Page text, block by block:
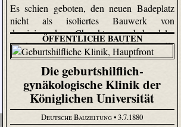
Es schien geboten, den neuen Badeplatz
nicht als isoliertes Bauwerk von
dominierendem Charakter zu behandeln,
sondern denselben in Anschluss an die
Gartenanlagen und Gebüsch­partien der
Umgegend dem Anschein nach in
untergeordneter Bedeutung zu lassen und
denselben auf einer künstlich hergestellten
Insel dem Anblick vom Land aus zu
entziehen.
ÖFFENTLICHE BAUTEN
Die geburtshilflich-
gynäkologische Klinik der
Königlichen Universität
Deutsche Bauzeitung• 3.7.1880